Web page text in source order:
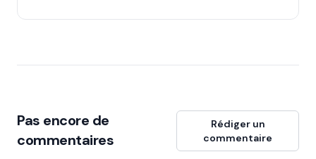
Pas encore de
commentaires
Rédiger un
commentaire